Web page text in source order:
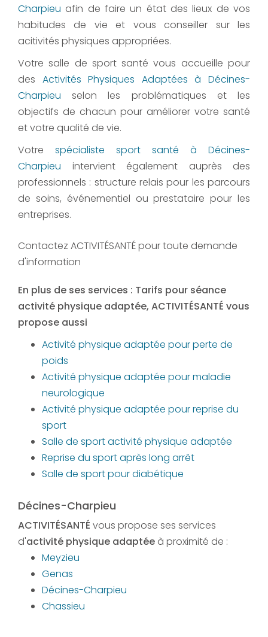
Charpieu afin de faire un état des lieux de vos
habitudes de vie et vous conseiller sur les
acitivités physiques appropriées.
Votre salle de sport santé vous accueille pour
des Activités Physiques Adaptées à Décines-
Charpieu selon les problématiques et les
objectifs de chacun pour améliorer votre santé
et votre qualité de vie.
Votre spécialiste sport santé à Décines-
Charpieu intervient également auprès des
professionnels : structure relais pour les parcours
de soins, événementiel ou prestataire pour les
entreprises.
Contactez ACTIVITÉSANTÉ pour toute demande
d'information
En plus de ses services : Tarifs pour séance
activité physique adaptée, ACTIVITÉSANTÉ vous
propose aussi
Activité physique adaptée pour perte de
poids
Activité physique adaptée pour maladie
neurologique
Activité physique adaptée pour reprise du
sport
Salle de sport activité physique adaptée
Reprise du sport après long arrêt
Salle de sport pour diabétique
Décines-Charpieu
ACTIVITÉSANTÉ vous propose ses services
d'activité physique adaptée à proximité de :
Meyzieu
Genas
Décines-Charpieu
Chassieu